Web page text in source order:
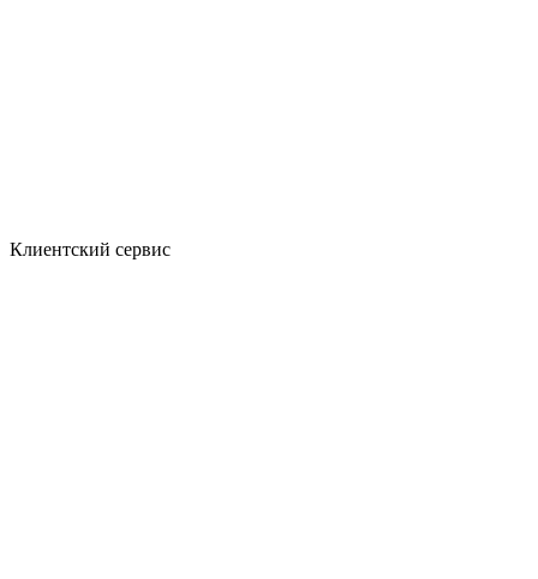
Клиентский сервис